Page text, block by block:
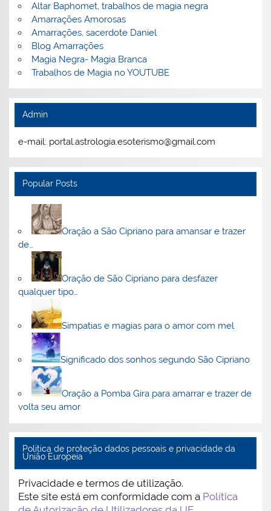
Altar Baphomet, trabalhos de magia negra
Amarrações Amorosas
Amarrações, sacerdote Daniel
Blog Amarrações
Magia Negra- Magia Branca
Trabalhos de Magia no YOUTUBE
Admin
e-mail: portal.astrologia.esoterismo@gmail.com
Popular Posts
Oração a São Cipriano para amansar e trazer
de…
Oração de São Cipriano para desfazer
qualquer tipo…
Simpatias e magias para o amor com mel
Significado dos sonhos segundo São Cipriano
Oração a Pomba Gira para amarrar e trazer de
volta seu amor
Politica de proteção dados pessoais e privacidade da
União Europeia
Privacidade e termos de utilização.
Este site está em conformidade com a Política